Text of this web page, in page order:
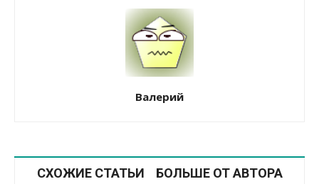
Валерий
СХОЖИЕ СТАТЬИ БОЛЬШЕ ОТ АВТОРА